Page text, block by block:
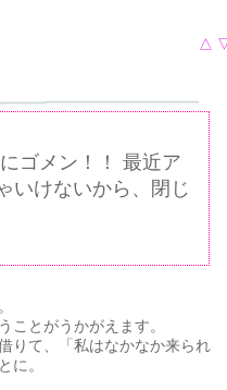
△
ゴメン！！ 最近ア
いけないから、閉じ
ことがうかがえます。
りて、「私はなかなか来られ
に。